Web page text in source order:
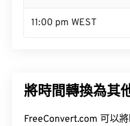
11:00 pm WEST
將時間轉換為其
FreeConvert.com 可以